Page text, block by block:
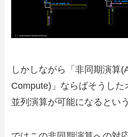
しかしながら「非同期演算
Compute)」ならばそうし
並列演算が可能になるとい